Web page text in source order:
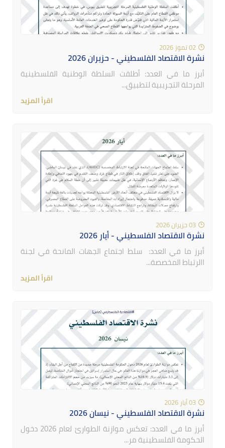
02 تموز 2026
نشرة الاقتصاد الفلسطيني - حزيران 2026
أبرز ما في العدد: أطلقت السلطة الوطنية الفلسطينية
المرحلة التجريبية لتطبيق...
اقرأ المزيد
03 حزيران 2026
نشرة الاقتصاد الفلسطيني - أيار 2026
أبرز ما في العدد: سلط اجتماع الجهات المانحة في لجنة
االرتباط المخصصة...
اقرأ المزيد
03 أيار 2026
نشرة الاقتصاد الفلسطيني - نيسان 2026
أبرز ما في العدد: تعكس موازنة الطوارئ لعام 2026 دخول
الحكومة الفلسطينية مر...